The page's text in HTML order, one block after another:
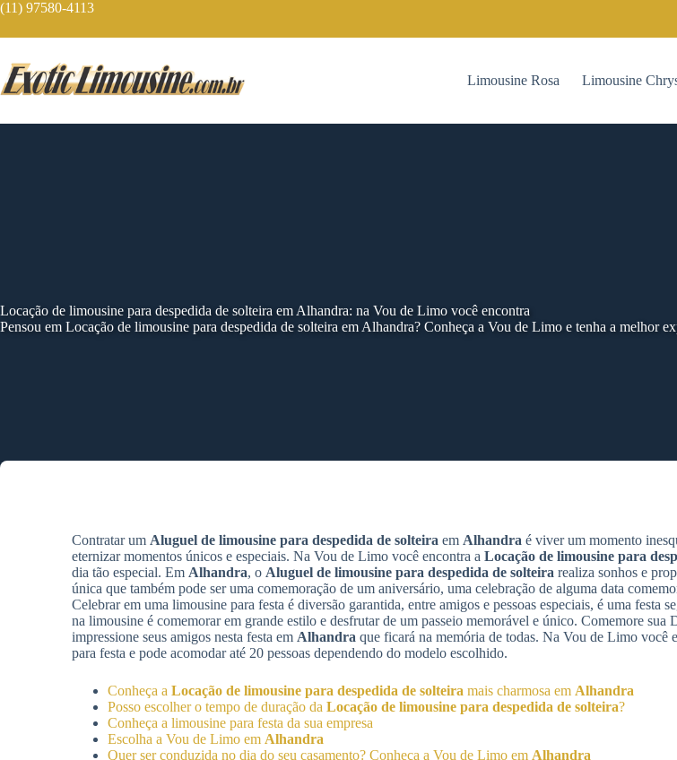
Skip
content
(11) 97580-4113
Limousine Rosa Limousine
Locação de limousine para despedida de solteira em Alhandra: na Vou de Limo você encontra
Pensou em Locação de limousine para despedida de solteira em Alhandra? Conheça a Vou de Limo e tenha a melhor
Contratar um Aluguel de limousine para despedida de solteira em Alhandra é viver um momento
eternizar momentos únicos e especiais. Na Vou de Limo você encontra a Locação de limousine para
dia tão especial. Em Alhandra, o Aluguel de limousine para despedida de solteira realiza sonhos e
única que também pode ser uma comemoração de um aniversário, uma celebração de alguma data
Celebrar em uma limousine para festa é diversão garantida, entre amigos e pessoas especiais, é uma festa
na limousine é comemorar em grande estilo e desfrutar de um passeio memorável e único. Comemore sua
impressione seus amigos nesta festa em Alhandra que ficará na memória de todas. Na Vou de Limo você
para festa e pode acomodar até 20 pessoas dependendo do modelo escolhido.
Conheça a Locação de limousine para despedida de solteira mais charmosa em Alhandra
Posso escolher o tempo de duração da Locação de limousine para despedida de solteira?
Conheça a limousine para festa da sua empresa
Escolha a Vou de Limo em Alhandra
Quer ser conduzida no dia do seu casamento? Conheça a Vou de Limo em Alhandra